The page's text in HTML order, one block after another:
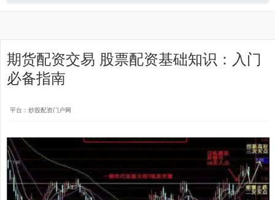
期货配资交易 股票配资基础知识：入门
必备指南
平台：炒股配资门户网